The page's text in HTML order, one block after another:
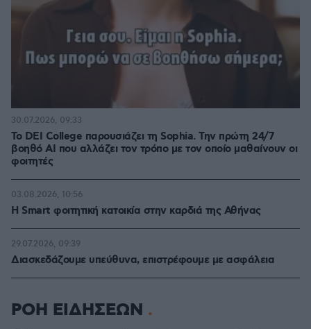
Το DEI College παρουσιάζει τη Sophia. Την πρώτη 24/7
βοηθό AI που αλλάζει τον τρόπο με τον οποίο μαθαίνουν οι
φοιτητές
30.07.2026, 09:33
Η Smart φοιτητική κατοικία στην καρδιά της Αθήνας
03.08.2026, 10:56
Διασκεδάζουμε υπεύθυνα, επιστρέφουμε με ασφάλεια
29.07.2026, 09:39
ΡΟΗ ΕΙΔΗΣΕΩΝ